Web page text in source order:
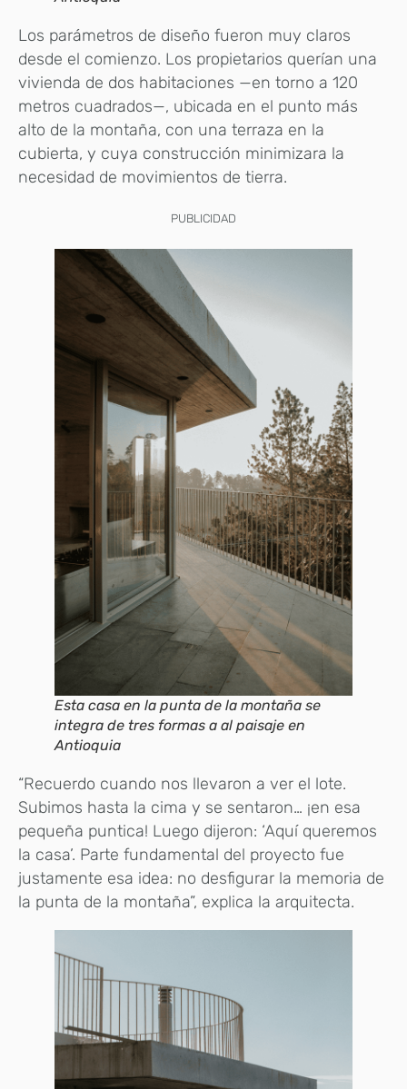
Los parámetros de diseño fueron muy claros
desde el comienzo. Los propietarios querían una
vivienda de dos habitaciones —en torno a 120
metros cuadrados—, ubicada en el punto más
alto de la montaña, con una terraza en la
cubierta, y cuya construcción minimizara la
necesidad de movimientos de tierra.
PUBLICIDAD
Esta casa en la punta de la montaña se
integra de tres formas a al paisaje en
Antioquia
“Recuerdo cuando nos llevaron a ver el lote.
Subimos hasta la cima y se sentaron… ¡en esa
pequeña puntica! Luego dijeron: ‘Aquí queremos
la casa’. Parte fundamental del proyecto fue
justamente esa idea: no desfigurar la memoria de
la punta de la montaña”, explica la arquitecta.